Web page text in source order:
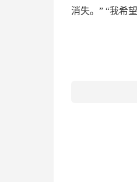
消失。” “我希